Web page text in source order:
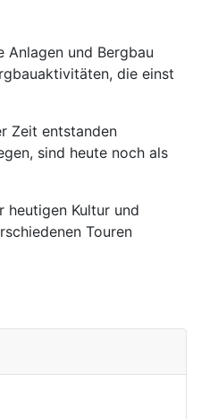
und Bergbau
die einst
Zeit entstanden
sind heute noch als
heutigen Kultur und
Touren